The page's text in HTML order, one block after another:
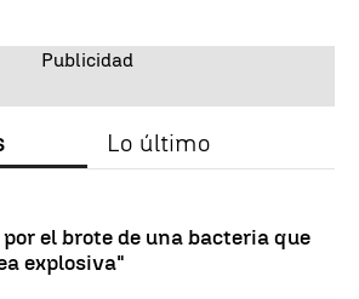
Lo último
el brote de una bacteria que
explosiva"